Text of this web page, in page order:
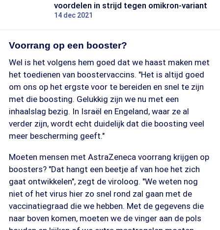
voordelen in strijd tegen omikron-variant
14 dec 2021
Voorrang op een booster?
Wel is het volgens hem goed dat we haast maken met
het toedienen van boostervaccins. "Het is altijd goed
om ons op het ergste voor te bereiden en snel te zijn
met die boosting. Gelukkig zijn we nu met een
inhaalslag bezig. In Israël en Engeland, waar ze al
verder zijn, wordt echt duidelijk dat die boosting veel
meer bescherming geeft."
Moeten mensen met AstraZeneca voorrang krijgen op
boosters? "Dat hangt een beetje af van hoe het zich
gaat ontwikkelen", zegt de viroloog. "We weten nog
niet of het virus hier zo snel rond zal gaan met de
vaccinatiegraad die we hebben. Met de gegevens die
naar boven komen, moeten we de vinger aan de pols